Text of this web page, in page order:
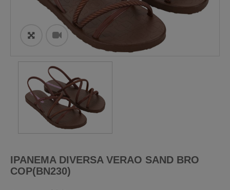
ðŸ”
IPANEMA DIVERSA VERAO SAND BRO
COP(BN230)